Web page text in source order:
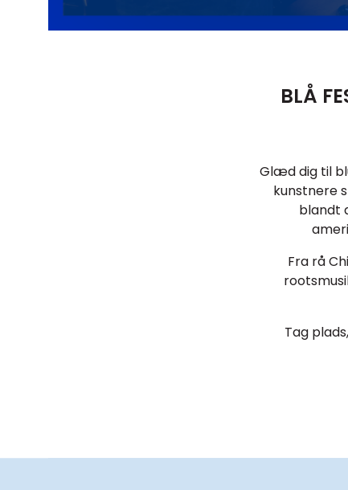
BLÅ
Glæd dig til
kunstnere
blandt
Fra rå
Tag